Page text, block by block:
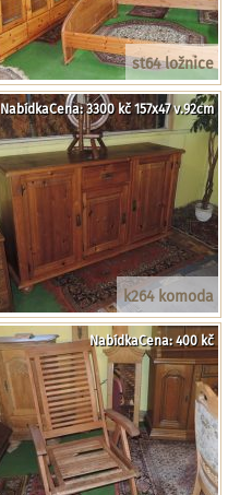
st64 ložnice
k264 komoda
NabídkaCena: 3300 kč 157x47 v.92cm
NabídkaCena: 400 kč